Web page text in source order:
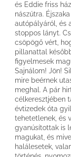
és Eddie friss
nászútra.
autópályáról, és
stoppos lányt.
csöpögő vért,
pillanattal
figyelmesek
Sajnálom! Jön!
mire beérnek
meghal. A pár
célkeresztjében
évtizedek óta
tehetetlenek, és
gyanúsítottak is
magukat, és
halálesetek,